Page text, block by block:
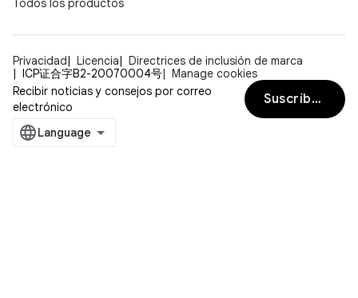
Todos los productos
Privacidad Licencia
Directrices de inclusión de marca
ICP证合字B2-20070004号
Manage cookies
Recibir noticias y consejos por correo
electrónico
Suscríbete